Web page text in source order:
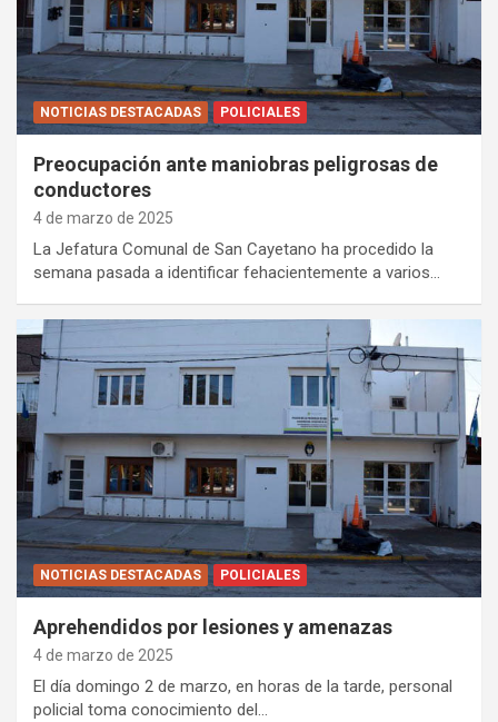
NOTICIAS DESTACADAS POLICIALES
Preocupación ante maniobras peligrosas de
conductores
4 de marzo de 2025
La Jefatura Comunal de San Cayetano ha procedido la
semana pasada a identificar fehacientemente a varios…
NOTICIAS DESTACADAS POLICIALES
Aprehendidos por lesiones y amenazas
4 de marzo de 2025
El día domingo 2 de marzo, en horas de la tarde, personal
policial toma conocimiento del…